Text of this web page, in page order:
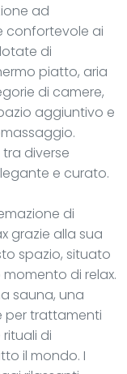
ad
confortevole ai
di
piatto, aria
di camere,
aggiuntivo e
diverse
e curato.
di
grazie alla sua
spazio, situato
di relax.
sauna, una
per trattamenti
di
il mondo. I